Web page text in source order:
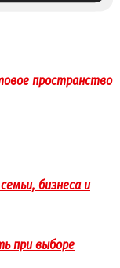
пространство
бизнеса и
при выборе